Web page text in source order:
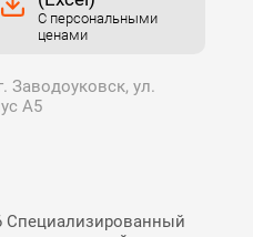
С персональными
ценами
Заводоуковск, ул.
А5
Специализированный